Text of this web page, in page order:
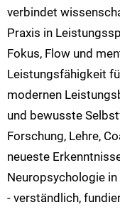
verbindet
Praxis in
Fokus, Flow und
Leistungsfähigkeit
modernen
und bewusste
Forschung, Lehre,
neueste
Neuropsychologie
- verständlich,